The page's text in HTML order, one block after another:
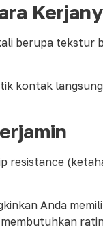
berupa
kontak
resistance
Anda